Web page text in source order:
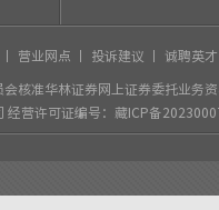
营业网点 投诉建议 诚聘英
会核准华林证券网上证券委托业务
经营许可证编号：藏ICP备